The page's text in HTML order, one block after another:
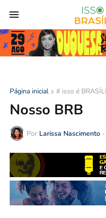
Página inicial # isso é
Nosso BRB
Por Larissa Nascimento -